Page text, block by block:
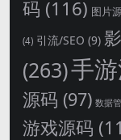
码 (116) 图片
(4) 引流/SEO (9)
(263)手
源码 (97) 数据
游戏源码